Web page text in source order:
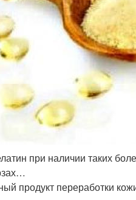
при наличии таких
продукт переработки